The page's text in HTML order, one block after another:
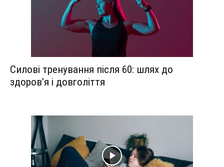
Силові тренування після 60: шлях до
здоров’я і довголіття